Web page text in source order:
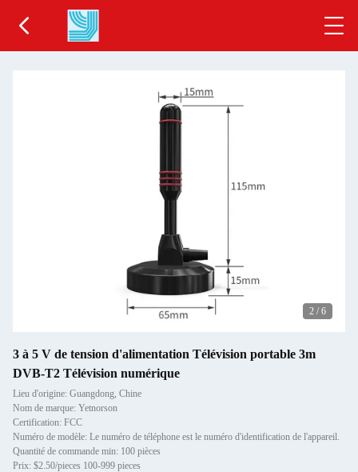
2 / 6
3 à 5 V de tension d'alimentation Télévision portable 3m
DVB-T2 Télévision numérique
Lieu d'origine: Guangdong, Chine
Nom de marque: Yetnorson
Certification: FCC
Numéro de modèle: Le numéro de téléphone est le numéro d'identification de l'appareil.
Quantité de commande min: 100 pièces
Prix: $2.50/pieces 100-999 pieces